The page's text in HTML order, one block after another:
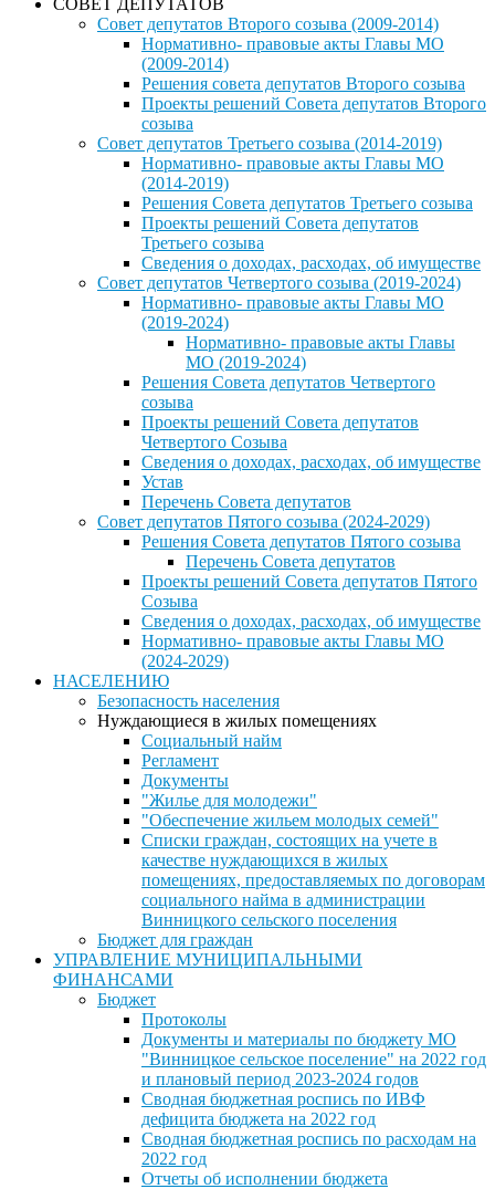
СОВЕТ ДЕПУТАТОВ
Совет депутатов Второго созыва (2009-2014)
Нормативно- правовые акты Главы МО
(2009-2014)
Решения совета депутатов Второго созыва
Проекты решений Совета депутатов Второго
созыва
Совет депутатов Третьего созыва (2014-2019)
Нормативно- правовые акты Главы МО
(2014-2019)
Решения Совета депутатов Третьего созыва
Проекты решений Совета депутатов
Третьего созыва
Сведения о доходах, расходах, об имуществе
Совет депутатов Четвертого созыва (2019-2024)
Нормативно- правовые акты Главы МО
(2019-2024)
Нормативно- правовые акты Главы
МО (2019-2024)
Решения Совета депутатов Четвертого
созыва
Проекты решений Совета депутатов
Четвертого Созыва
Сведения о доходах, расходах, об имуществе
Устав
Перечень Совета депутатов
Совет депутатов Пятого созыва (2024-2029)
Решения Совета депутатов Пятого созыва
Перечень Совета депутатов
Проекты решений Совета депутатов Пятого
Созыва
Сведения о доходах, расходах, об имуществе
Нормативно- правовые акты Главы МО
(2024-2029)
НАСЕЛЕНИЮ
Безопасность населения
Нуждающиеся в жилых помещениях
Социальный найм
Регламент
Документы
"Жилье для молодежи"
"Обеспечение жильем молодых семей"
Списки граждан, состоящих на учете в
качестве нуждающихся в жилых
помещениях, предоставляемых по договорам
социального найма в администрации
Винницкого сельского поселения
Бюджет для граждан
УПРАВЛЕНИЕ МУНИЦИПАЛЬНЫМИ
ФИНАНСАМИ
Бюджет
Протоколы
Документы и материалы по бюджету МО
"Винницкое сельское поселение" на 2022 год
и плановый период 2023-2024 годов
Сводная бюджетная роспись по ИВФ
дефицита бюджета на 2022 год
Сводная бюджетная роспись по расходам на
2022 год
Отчеты об исполнении бюджета